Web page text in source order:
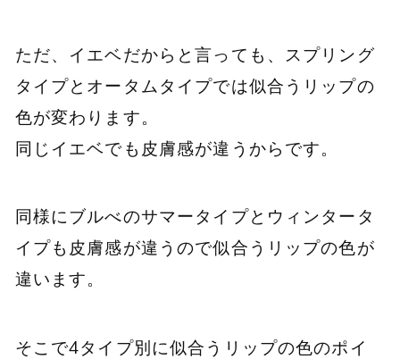
ただ、イエベだからと言っても、スプリング
タイプとオータムタイプでは似合うリップの
色が変わります。
同じイエベでも皮膚感が違うからです。
同様にブルべのサマータイプとウィンタータ
イプも皮膚感が違うので似合うリップの色が
違います。
そこで4タイプ別に似合うリップの色のポイ